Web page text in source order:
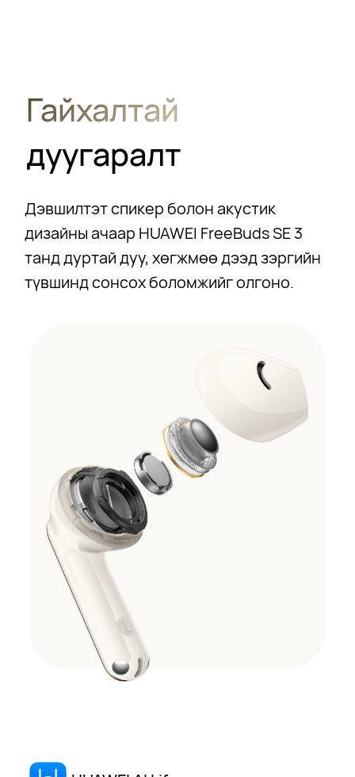
Гайхалтай
дуугаралт
Дэвшилтэт спикер болон акустик
дизайны ачаар HUAWEI FreeBuds SE 3
танд дуртай дуу, хөгжмөө дээд зэргийн
түвшинд сонсох боломжийг олгоно.